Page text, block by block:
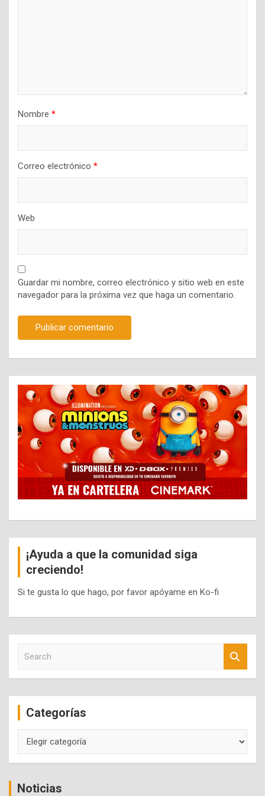
Nombre *
Correo electrónico *
Web
Guardar mi nombre, correo electrónico y sitio web en este
navegador para la próxima vez que haga un comentario.
¡Ayuda a que la comunidad siga
creciendo!
Si te gusta lo que hago, por favor apóyame en Ko-fi
c
Categorías
Noticias